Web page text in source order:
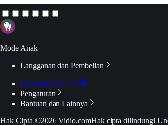
Mode Anak
Langganan dan Pembelian
Hubungkan ke TV
Pengaturan
Bantuan dan Lainnya
Hak Cipta ©2026 Vidio.comHak cipta dilindungi